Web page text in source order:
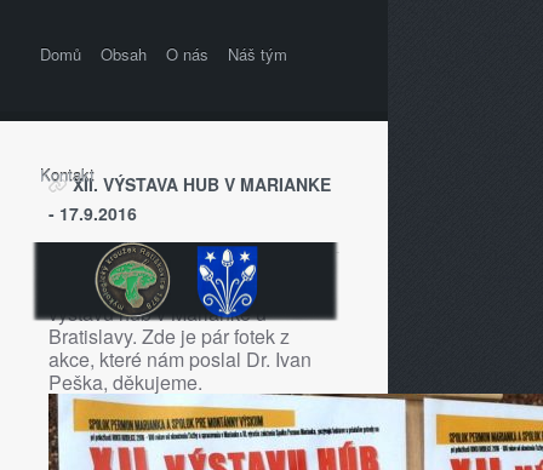
Domů Obsah O nás Náš tým
KontaktXII. VÝSTAVA HUB V MARIANKE
- 17.9.2016
V sobotu jsme navšívili XII.
výstavu hub v Marianke u
Bratislavy. Zde je pár fotek z
akce, které nám poslal Dr. Ivan
Peška, děkujeme.